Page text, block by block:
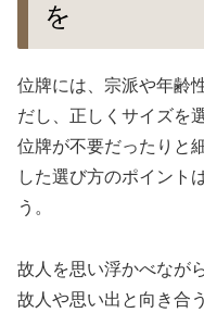
を
位牌には、宗派や年齢
だし、正しくサイズを
位牌が不要だったりと
した選び方のポイント
う。
故人を思い浮かべなが
故人や思い出と向き合